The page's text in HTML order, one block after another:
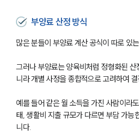
부양료 산정 방식
많은 분들이 부양료 계산 공식이 따로 있
그러나 부양료는 양육비처럼 정형화된
니라 개별 사정을 종합적으로 고려하여 결
예를 들어 같은 월 소득을 가진 사람이라
태, 생활비 지출 규모가 다르면 부담 가능
니다.